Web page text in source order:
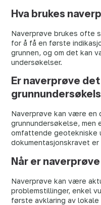
Hva brukes
Naverprøve brukes ofte
for å få en første
grunnen, og om det kan
undersøkelser.
Er naverprøve
Naverprøve kan være en
grunnundersøkelse, men
omfattende geotekniske
dokumentasjonskravet
Når er
Naverprøve kan være
problemstillinger, enkel
første avklaring av lokale